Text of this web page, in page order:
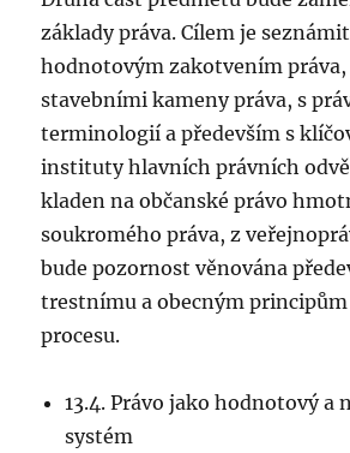
základy práva. Cílem je
hodnotovým zakotvením
stavebními kameny práva, s
terminologií a především s
instituty hlavních právních
kladen na občanské právo
soukromého práva, z
bude pozornost věnována
trestnímu a obecným
procesu.
13.4. Právo jako hodnotový a
systém